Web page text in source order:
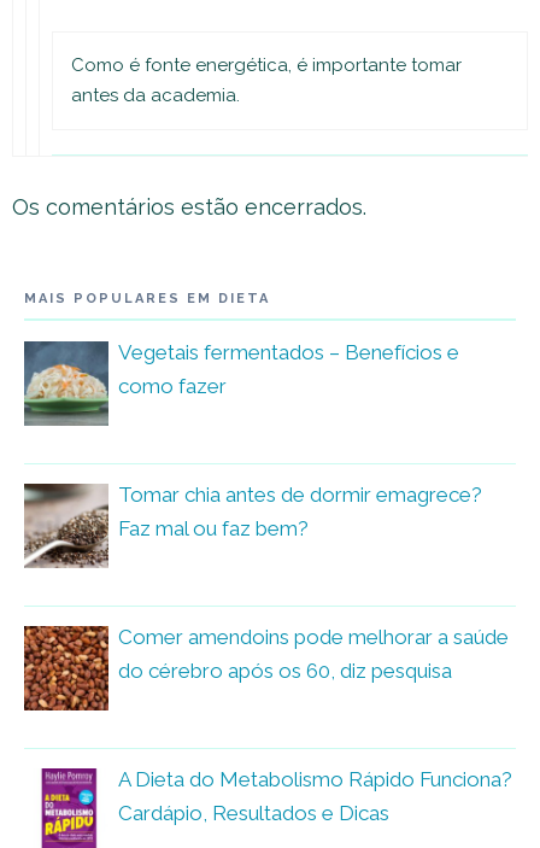
Como é fonte energética, é importante tomar
antes da academia.
Os comentários estão encerrados.
MAIS POPULARES EM DIETA
Vegetais fermentados – Benefícios e
como fazer
Tomar chia antes de dormir emagrece?
Faz mal ou faz bem?
Comer amendoins pode melhorar a saúde
do cérebro após os 60, diz pesquisa
A Dieta do Metabolismo Rápido Funciona?
Cardápio, Resultados e Dicas